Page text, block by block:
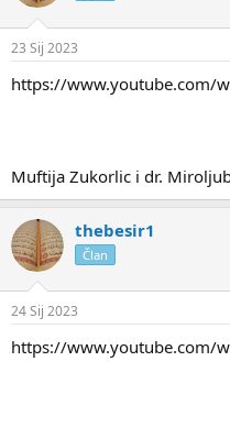
23 Sij 2023
https://www.youtube.com/
Muftija Zukorlic i dr.
thebesir1
Član
24 Sij 2023
https://www.youtube.com/